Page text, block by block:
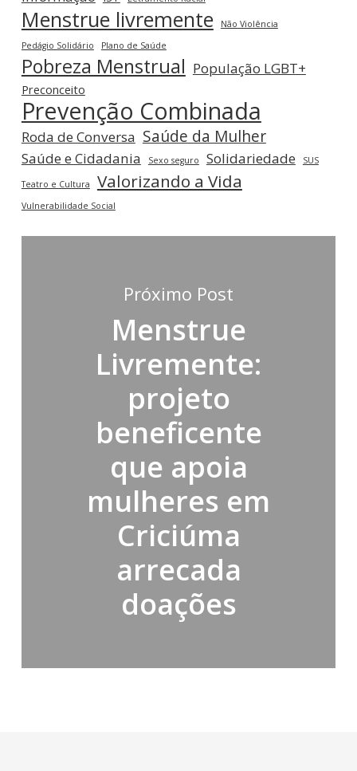
Menstrue livremente
Não Violência
Pedágio Solidário
Plano de Saúde
Pobreza Menstrual População LGBT+
Preconceito
Prevenção Combinada
Roda de Conversa Saúde da Mulher
Saúde e Cidadania Sexo seguro Solidariedade SUS
Teatro e Cultura Valorizando a Vida
Vulnerabilidade Social
Próximo Post
Menstrue
Livremente:
projeto
beneficente
que apoia
mulheres em
Criciúma
arrecada
doações